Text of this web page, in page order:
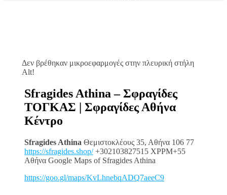
Δεν βρέθηκαν μικροεφαρμογές στην πλευρική στήλη
Alt!
Sfragides Athina – Σφραγίδες
ΤΟΓΚΑΣ | Σφραγίδες Αθήνα
Κέντρο
Sfragides Athina Θεμιστοκλέους 35, Αθήνα 106 77
https://sfragides.shop/+302103827515 XPPM+55
Αθήνα Google Maps of Sfragides Athina
https://goo.gl/maps/KvLhnebqADQ7aeeC9